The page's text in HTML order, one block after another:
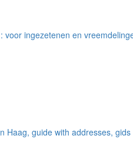
ingezetenen en
Haag, guide with addresses,